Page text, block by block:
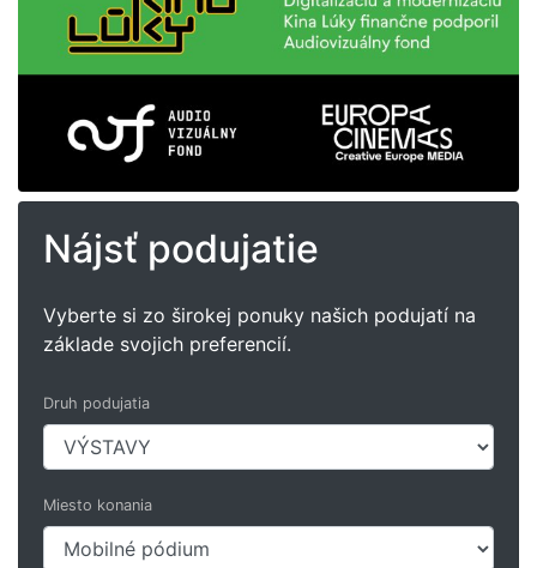
Nájsť podujatie
Vyberte si zo širokej ponuky našich podujatí na
základe svojich preferencií.
Druh podujatia
Miesto konania